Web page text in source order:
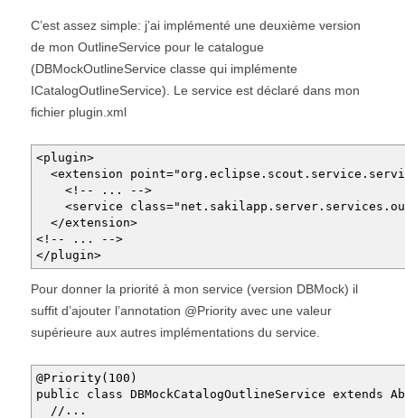
C’est assez simple: j’ai implémenté une deuxième version
de mon OutlineService pour le catalogue
(DBMockOutlineService classe qui implémente
ICatalogOutlineService). Le service est déclaré dans mon
fichier plugin.xml
<plugin>
<extension
<!-- ... -->
<service
</extension>
<!-- ... -->
</plugin>
Pour donner la priorité à mon service (version DBMock) il
suffit d’ajouter l’annotation @Priority avec une valeur
supérieure aux autres implémentations du service.
@Priority(100)
public class DBMockCatalogOutlineService extends
//...